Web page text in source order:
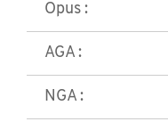
Opus :
AGA :
NGA :